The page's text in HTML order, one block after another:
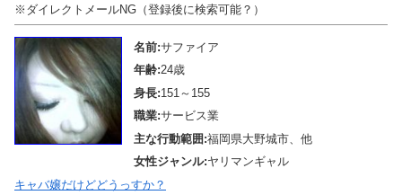
※ダイレクトメールNG（登録後に検索可能？）
名前:サファイア
年齢:24歳
身長:151～155
職業:サービス業
主な行動範囲:福岡県大野城市、他
女性ジャンル:ヤリマンギャル
キャバ嬢だけどどうっすか？